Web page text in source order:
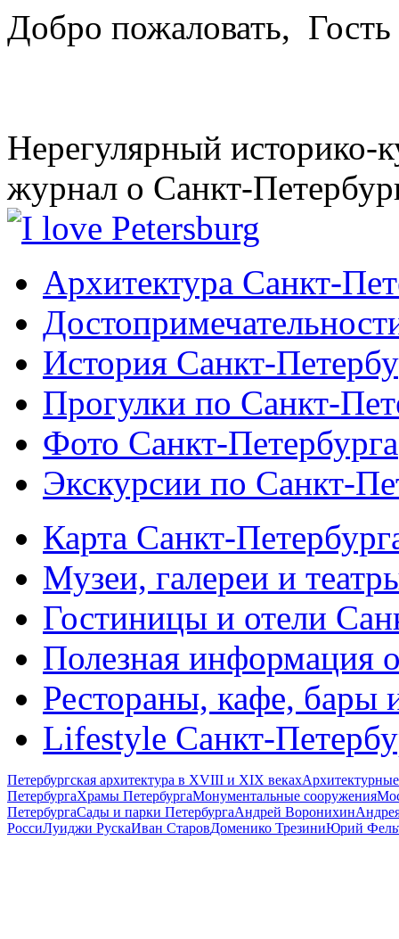
Добро пожаловать, Гость
Нерегулярный историко-
журнал о Санкт-
Архитектура Санкт-
История Санкт-
Прогулки по Санкт-
Фото Санкт-Петербурга
Экскурсии по Санкт-
Карта Санкт-
Музеи, галереи и
Гостиницы и отели
Полезная информация
Рестораны, кафе, бары
Lifestyle Санкт-
Петербургская архитектура в XVIII и XIX веках
ПетербургаХрамы ПетербургаМонументальные сооружения
ПетербургаСады и парки ПетербургаАндрей Воронихин
РоссиЛуиджи РускаИван СтаровДоменико ТрезиниЮрий